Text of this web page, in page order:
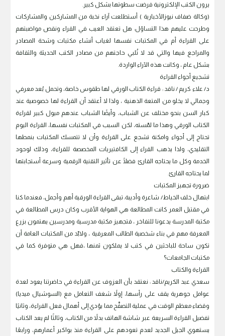
يرون الكتب الإلكترونية فرضت سطوتها بشكل كبير.
(وكالة ضفاف نيوزالأخبارية ) أستطلعت آراء نخبة من المشاركين والمشاركات
وطرحت عليهم هذا التساؤل: هل تعتقد العيب في القراء ونقص مواضبتهم
على القراءة أم في المكتبات نفسها لغياب أنشاء مكتبات وشحة المصادر
والمراجع فيها والتي قد لا تُلبي حاجتهم من مصادر الكتب الحديثة والثقافة
بشكل عام ، وكانت هذه الآراء الواردة.
تشجيع أجواء القراءة
د/ علاء كريم / ناقد : قراءة الكتاب الورقي لها طقوس خاصة، وتحمل بُعد معرفي
وجمالي لا يخلو من المتعة الذهنية ، ولذا لا أعتقد أن القراءة لها خصوصية عند
كبار السن بنحو مختلف عن الشباب، وأيضًا الشباب عندهم ميول كبير لقراءة
الكتاب الورقي وهذا ما لمّسته، لكن السبب في المكتبات نفسها، القراءة اليوم
تحتاج إلى أجواء وامكنة تشجع على القراءة وأن لا تتمسك المكتبات بنمطها
التقليدي، ولذا يذهب القراء إلى الكافتيريات المخصصة للقراءة، وذلك لوحود
الخدمة وكل ما يحتاجه القارئ فضلًا عن تأثير التقنية الرقمية وسرعة أستجابتها
لما يحتاجه القارئ.
ضرورة تجهيز المكتبات
ابتهال خلف الخياط/ شاعرة وأديبة: تبقى القراءة الورقية أهم وأجمل، فعندما كنا
في مقتبل العمر كانت المطالعة هي الهواية الأقرب وكان درس المطالعة في
مكتبة المدرسة يدعونا للتفاخر ، فتجهيز مكتبة مدرسية ومدرسين يهتمون بزرع
المعرفة مهم في بناء شخصية الطالب المعرفية ، ولابّد من المكتبات العامة أن
تكون ساحة للباحثين في كتب لا يملكون ثمنها ،فهل هي متوفرة كما في
مكتبات الجامعات؟
القراءة والكتاب
سعدي عبد الكريم/ناقد : نعتقد بأن العزوف عن القراءة في حاضرتنا يعود لعدة
عوامل جوهرية يقف على رأسها، إولاً شغف التعامل مع (السوشيال ميديا)
وقضاء معظم الوقت في عملية التصفَّح مما يؤدي إلى أهمال فعل القراءة، وثانيًا
تفضيل القراءة السريعة عبر شاشة الهاتف بدلاً من الكتاب، وثالثًا لم يعد الكتاب
يستهوي الجيل الجديد لعدم تعودهم على القراءة منذ بواكير أعمارهم، ورابعًا